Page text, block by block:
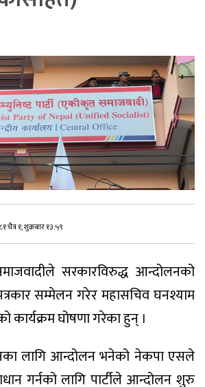
चैत्र १, शुक्रबार १३:५९
सरकारविरुद्ध आन्दोलनको
सम्मेलन गरेर महासचिव घनश्याम
घोषणा गरेका हुन् ।
लागि आन्दोलन भनेको नेकपा एसले
गर्नको लागि पार्टीले आन्दोलन शुरु